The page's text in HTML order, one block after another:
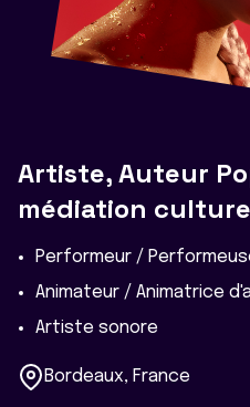
Artiste, Auteur
médiation
Performeur /
Animateur / Animatrice
Artiste sonore
Bordeaux, France